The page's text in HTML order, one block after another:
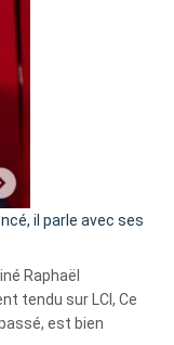
d’alliance
il parle avec ses
Raphaël
tendu sur LCI, Ce
est bien